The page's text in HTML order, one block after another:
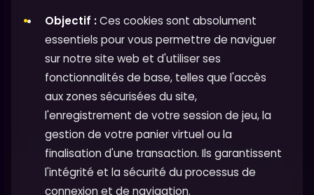
Objectif :Ces cookies sont absolument
essentiels pour vous permettre de naviguer
sur notre site web et d'utiliser ses
fonctionnalités de base, telles que l'accès
aux zones sécurisées du site,
l'enregistrement de votre session de jeu, la
gestion de votre panier virtuel ou la
finalisation d'une transaction. Ils garantissent
l'intégrité et la sécurité du processus de
connexion et de navigation.